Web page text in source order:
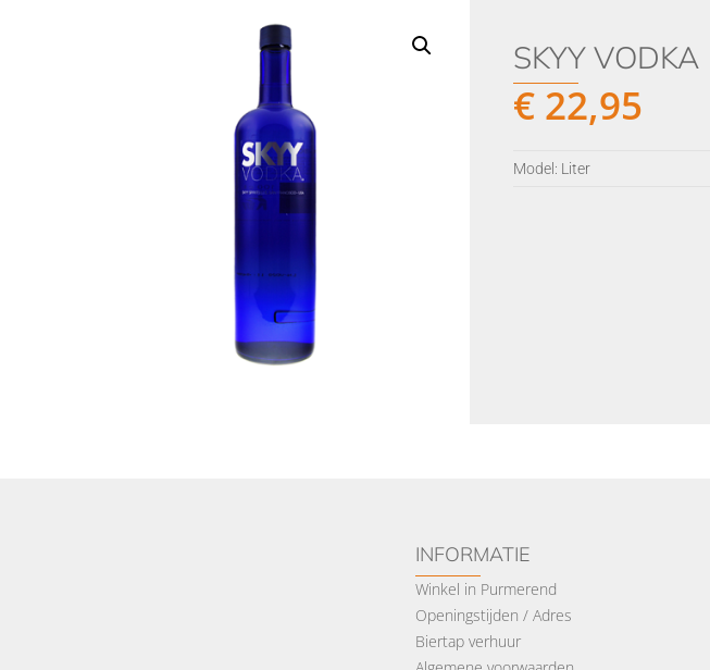
SKYY VODKA
€ 22,95
Model: Liter
INFORMATIE
Winkel in Purmerend
Openingstijden / Adres
Biertap verhuur